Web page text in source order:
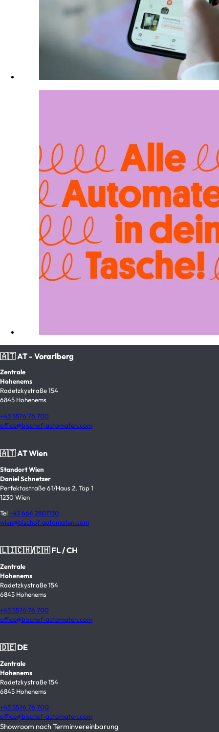
🇦🇹 AT - Vorarlberg
Zentrale
Hohenems
Radetzkystraße 154
6845 Hohenems
+43 5576 76 700
office@bischof-automaten.com
🇦🇹 AT Wien
Standort Wien
Daniel Schnetzer
Perfektastraße 61/Haus 2, Top 1
1230 Wien
Tel +43 664 2807130
wien@bischof-automaten.com
🇱🇮🇨🇭/🇨🇭 FL / CH
Zentrale
Hohenems
Radetzkystraße 154
6845 Hohenems
+43 5576 76 700
office@bischof-automaten.com
🇩🇪 DE
Zentrale
Hohenems
Radetzkystraße 154
6845 Hohenems
+43 5576 76 700
office@bischof-automaten.com
Showroom nach Terminvereinbarung